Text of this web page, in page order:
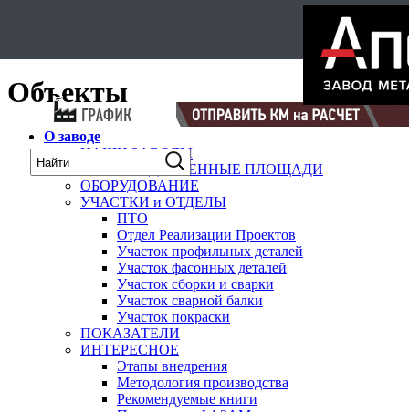
Объекты
О заводе
НАШИ ЗАВОДЫ
ПРОИЗВОДСТВЕННЫЕ ПЛОЩАДИ
ОБОРУДОВАНИЕ
УЧАСТКИ и ОТДЕЛЫ
ПТО
Отдел Реализации Проектов
Участок профильных деталей
Участок фасонных деталей
Участок сборки и сварки
Участок сварной балки
Участок покраски
ПОКАЗАТЕЛИ
ИНТЕРЕСНОЕ
Этапы внедрения
Методология производства
Рекомендуемые книги